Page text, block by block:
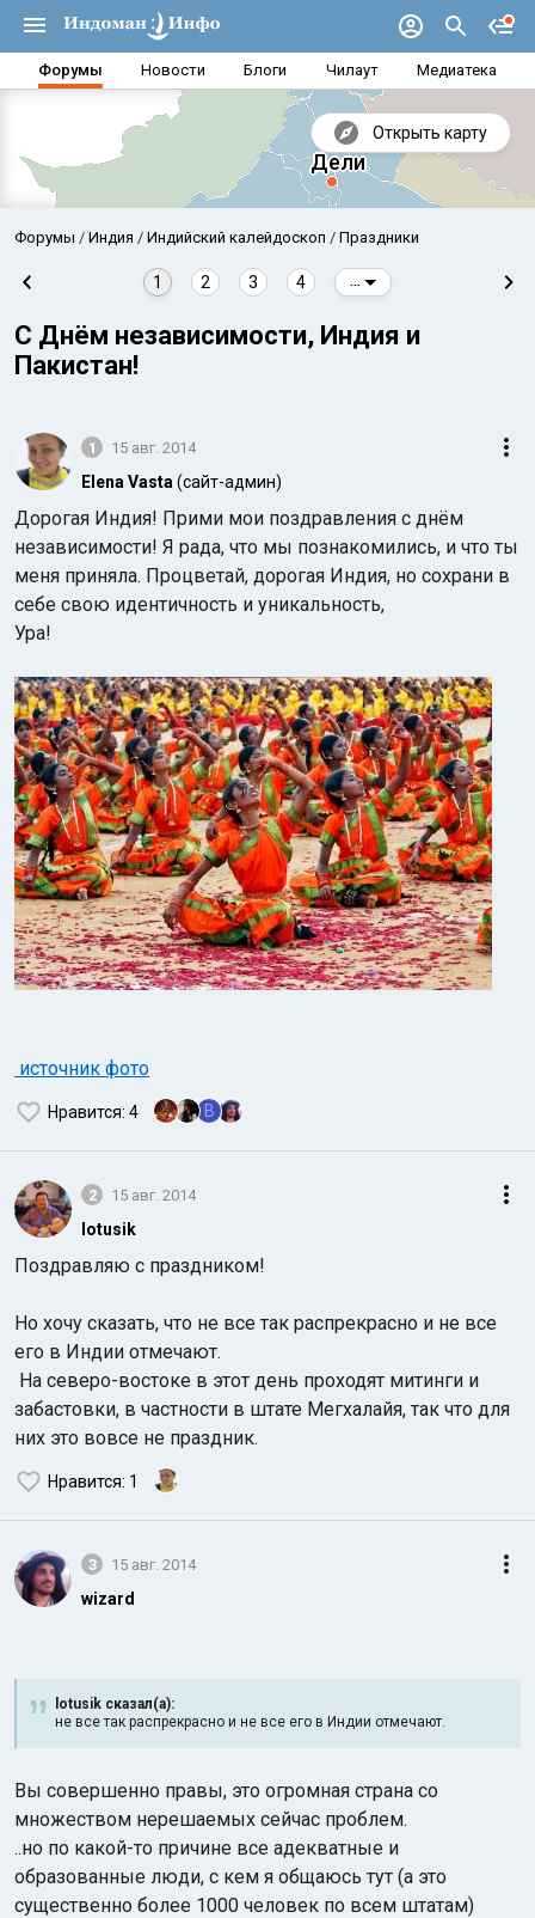
Форумы Новости Блоги Чилаут Медиатека
Открыть карту
Аравийское море
Индийский океан
Форумы Индия Индийский калейдоскоп Праздники
1 2 3 4
С Днём независимости, Индия и
Пакистан!
1 15 авг. 2014
Elena Vasta (сайт-админ)
Дорогая Индия! Прими мои поздравления с днём
независимости! Я рада, что мы познакомились, и что ты
меня приняла. Процветай, дорогая Индия, но сохрани в
себе свою идентичность и уникальность,
Ура!
источник фото
Нравится: 4 B
2 15 авг. 2014
lotusik
Поздравляю с праздником!
Но хочу сказать, что не все так распрекрасно и не все
его в Индии отмечают.
На северо-востоке в этот день проходят митинги и
забастовки, в частности в штате Мегхалайя, так что для
них это вовсе не праздник.
Нравится: 1
3 15 авг. 2014
wizard
lotusik сказал(а):
не все так распрекрасно и не все его в Индии отмечают.
Вы совершенно правы, это огромная страна со
множеством нерешаемых сейчас проблем.
..но по какой-то причине все адекватные и
образованные люди, с кем я общаюсь тут (а это
существенно более 1000 человек по всем штатам)